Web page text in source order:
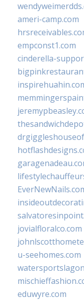
ameri-camp.com
empconst1.com
cinderella-
jovialfloralco.com
u-seehomes.com
eduwyre.com